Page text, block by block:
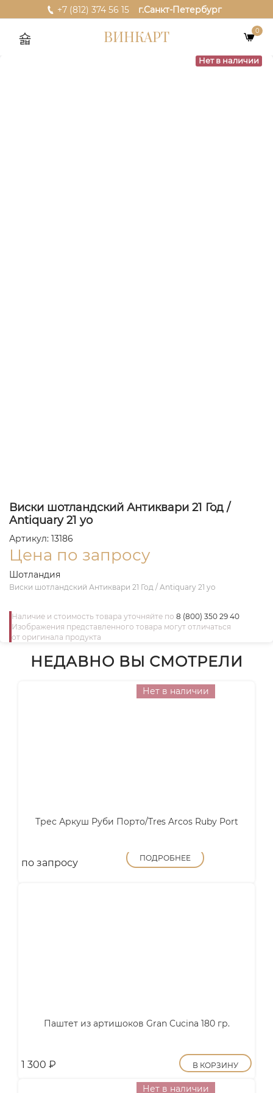
+7 (812) 374 56 15 г.Санкт-Петербург
ВИНКАРТ 0
Нет в наличии
Виски шотландский Антиквари 21 Год /
Antiquary 21 yo
Артикул: 13186
Цена по запросу
Шотландия
Виски шотландский Антиквари 21 Год / Antiquary 21 yo
Наличие и стоимость товара уточняйте по 8 (800) 350 29 40
Изображения представленного товара могут отличаться
от оригинала продукта
НЕДАВНО ВЫ СМОТРЕЛИ
Нет в наличии
Трес Аркуш Руби Порто/Tres Arcos Ruby Port
по запросу ПОДРОБНЕЕ
Паштет из артишоков Gran Cucina 180 гр.
1 300 ₽ В КОРЗИНУ
Нет в наличии